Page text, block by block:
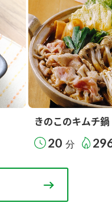
きのこのキムチ鍋
20 分